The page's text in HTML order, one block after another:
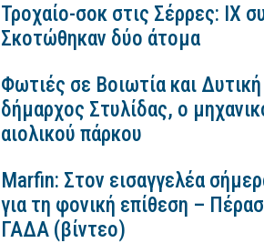
Τροχαίο-σοκ στις Σέρρες: ΙΧ
Σκοτώθηκαν δύο άτομα
Φωτιές σε Βοιωτία και
δήμαρχος Στυλίδας, ο
αιολικού πάρκου
Marfin: Στον εισαγγελέα
για τη φονική επίθεση –
ΓΑΔΑ (βίντεο)